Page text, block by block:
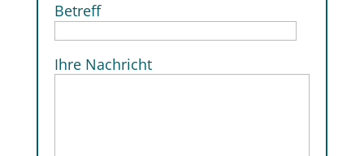
Betreff
Ihre Nachricht